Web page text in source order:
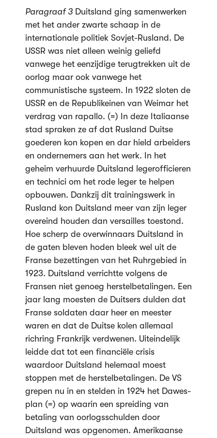
Paragraaf 3Duitsland ging samenwerken
met het ander zwarte schaap in de
internationale politiek Sovjet-Rusland. De
USSR was niet alleen weinig geliefd
vanwege het eenzijdige terugtrekken uit de
oorlog maar ook vanwege het
communistische systeem. In 1922 sloten de
USSR en de Republikeinen van Weimar het
verdrag van rapallo. (=) In deze Italiaanse
stad spraken ze af dat Rusland Duitse
goederen kon kopen en dar hield arbeiders
en ondernemers aan het werk. In het
geheim verhuurde Duitsland legerofficieren
en technici om het rode leger te helpen
opbouwen. Dankzij dit trainingswerk in
Rusland kon Duitsland meer van zijn leger
overeind houden dan versailles toestond.
Hoe scherp de overwinnaars Duitsland in
de gaten bleven hoden bleek wel uit de
Franse bezettingen van het Ruhrgebied in
1923. Duitsland verrichtte volgens de
Fransen niet genoeg herstelbetalingen. Een
jaar lang moesten de Duitsers dulden dat
Franse soldaten daar heer en meester
waren en dat de Duitse kolen allemaal
richring Frankrijk verdwenen. Uiteindelijk
leidde dat tot een financiële crisis
waardoor Duitsland helemaal moest
stoppen met de herstelbetalingen. De VS
grepen nu in en stelden in 1924 het Dawes-
plan (=) op waarin een spreiding van
betaling van oorlogsschulden door
Duitsland was opgenomen. Amerikaanse